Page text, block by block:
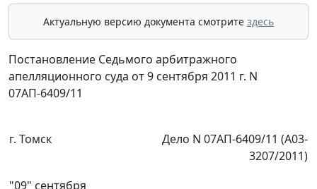
Актуальную версию документа смотрите здесь
Постановление Седьмого арбитражного
апелляционного суда от 9 сентября 2011 г. N
07АП-6409/11
г. Томск
Дело N 07АП-6409/11 (А03-
3207/2011)
"09" сентября